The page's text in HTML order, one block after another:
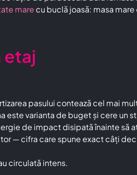
mare cu buclă joasă: masa
etaj
pasului contează cel mai
varianta de buget și cere un
de impact disipată înainte să
— cifra care spune exact câți
circulată intens.